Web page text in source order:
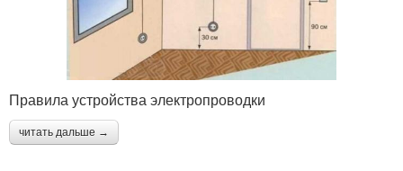
Правила устройства электропроводки
читать дальше →